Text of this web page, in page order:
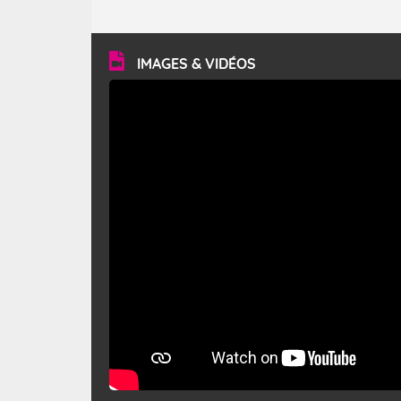
vitesse moyenne de 50 km/h et atteindre 80 à 100 km/h
en rafales, parfois davantage. Il parcourt la basse vallée
du Rhône et la Provence et envahit le littoral
méditerranéen à partir de la Camargue.
IMAGES & VIDÉOS